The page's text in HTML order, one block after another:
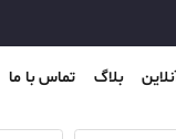
بلاگ تماس با ما